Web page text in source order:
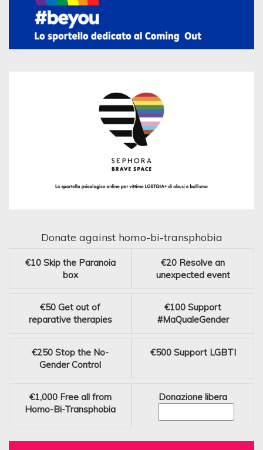
Donate against homo-bi-transphobia
€10 Skip the Paranoia
box
€20 Resolve an
unexpected event
€50 Get out of
reparative therapies
€100 Support
#MaQualeGender
€250 Stop the No-
Gender Control
€500 Support LGBTI
€1,000 Free all from
Homo-Bi-Transphobia
Donazione libera